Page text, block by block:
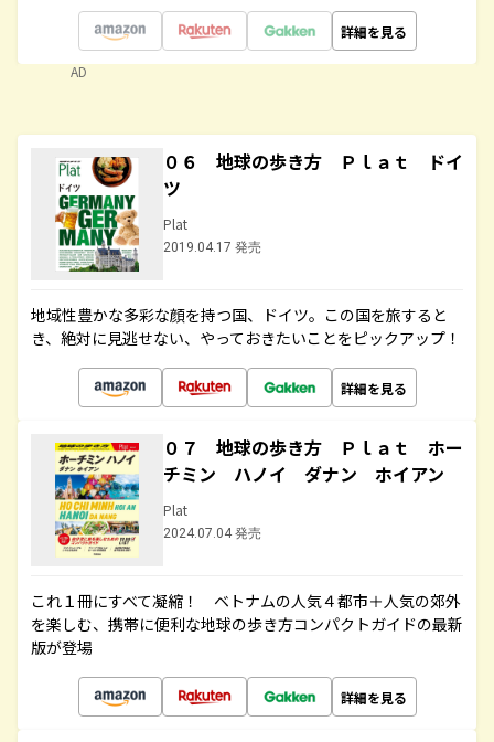
詳細を見る
AD
０６ 地球の歩き方 Ｐｌａｔ ドイ
ツ
Plat
2019.04.17 発売
地域性豊かな多彩な顔を持つ国、ドイツ。この国を旅すると
き、絶対に見逃せない、やっておきたいことをピックアップ！
詳細を見る
０７ 地球の歩き方 Ｐｌａｔ ホー
チミン ハノイ ダナン ホイアン
Plat
2024.07.04 発売
これ１冊にすべて凝縮！ ベトナムの人気４都市＋人気の郊外
を楽しむ、携帯に便利な地球の歩き方コンパクトガイドの最新
版が登場
詳細を見る